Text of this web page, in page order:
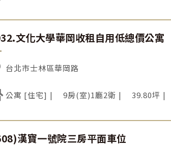
文化大學華岡收租自用低總價公寓
台北市士林區華岡路
公寓 [住宅] 9房(室)1廳2衛 39.80坪
漢寶一號院三房平面車位